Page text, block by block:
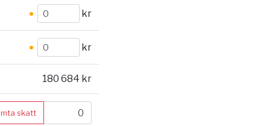
kr
kr
180 684 kr
skatt